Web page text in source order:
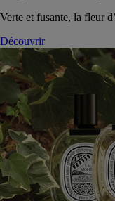
Verte et fusante, la fleur
Découvrir